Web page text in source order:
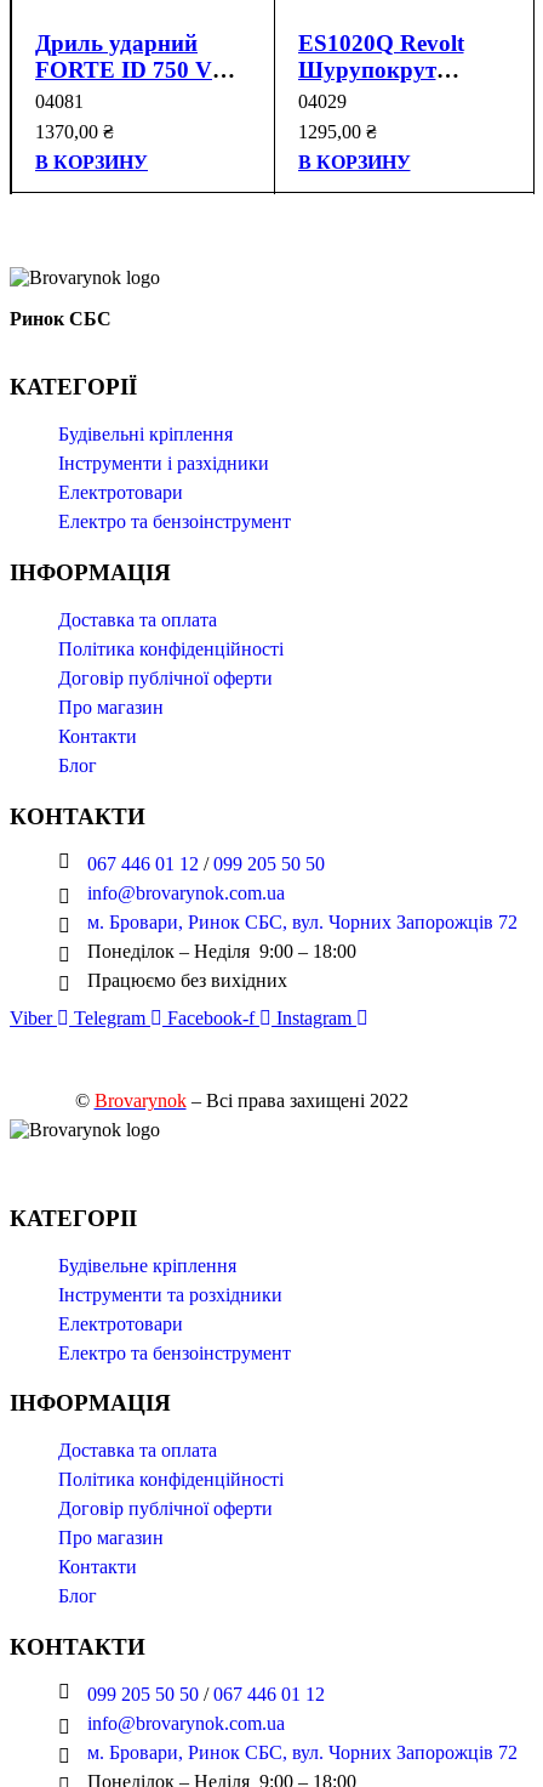
Дриль ударний
FORTE ID 750 VR
750 Вт, 0-2800 об/хв
04081
1370,00 ₴
В КОРЗИНУ
ES1020Q Revolt
Шурупокрут
електричний
04029
1295,00 ₴
В КОРЗИНУ
Ринок СБС
КАТЕГОРІЇ
Будівельні кріплення
Інструменти і разхідники
Електротовари
Електро та бензоінструмент
ІНФОРМАЦІЯ
Доставка та оплата
Політика конфіденційності
Договір публічної оферти
Про магазин
Контакти
Блог
КОНТАКТИ
067 446 01 12 /099 205 50 50
info@brovarynok.com.ua
м. Бровари, Ринок СБС, вул. Чорних Запорожців 72
Понеділок – Неділя 9:00 – 18:00
Працюємо без вихідних
Viber
Telegram Facebook-f Instagram
© Brovarynok– Всі права захищені 2022
КАТЕГОРІІ
Будівельне кріплення
Інструменти та розхідники
Електротовари
Електро та бензоінструмент
ІНФОРМАЦІЯ
Доставка та оплата
Політика конфіденційності
Договір публічної оферти
Про магазин
Контакти
Блог
КОНТАКТИ
099 205 50 50 /067 446 01 12
info@brovarynok.com.ua
м. Бровари, Ринок СБС, вул. Чорних Запорожців 72
Понеділок – Неділя 9:00 – 18:00